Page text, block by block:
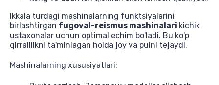
Ikkala turdagi mashinalarning funktsiyalarini
birlashtirgan fugoval-reismus mashinalari kichik
ustaxonalar uchun optimal echim bo'ladi. Bu ko'p
qirralilikni ta'minlagan holda joy va pulni tejaydi.
Mashinalarning xususiyatlari: